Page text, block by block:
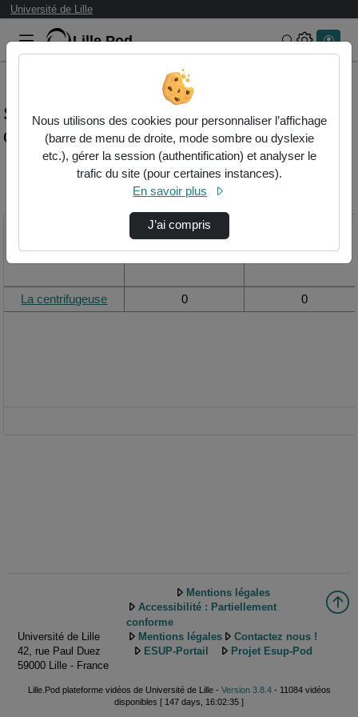
Université de Lille
Lille.Pod Rechercher
Statistiques de visualisation de la vidéo La
centrifugeuse
Modifier la période de
Vue de la journée
La centrifugeuse 0 0
Université de Lille
42, rue Paul Duez
59000 Lille - France
Mentions légales
Accessibilité : Partiellement
conforme
Mentions légales
Contactez nous !
ESUP-Portail
Projet Esup-Pod
Lille.Pod plateforme vidéos de Université de Lille - Version 3.8.4- 11084 vidéos
disponibles [ 147 days, 16:02:35 ]
Nous utilisons des cookies pour personnaliser l’affichage
(barre de menu de droite, mode sombre ou dyslexie
etc.), gérer la session (authentification) et analyser le
trafic du site (pour certaines instances).
En savoir plus
J’ai compris